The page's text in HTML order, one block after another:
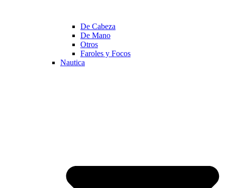
De Cabeza
De Mano
Otros
Faroles y Focos
Nautica